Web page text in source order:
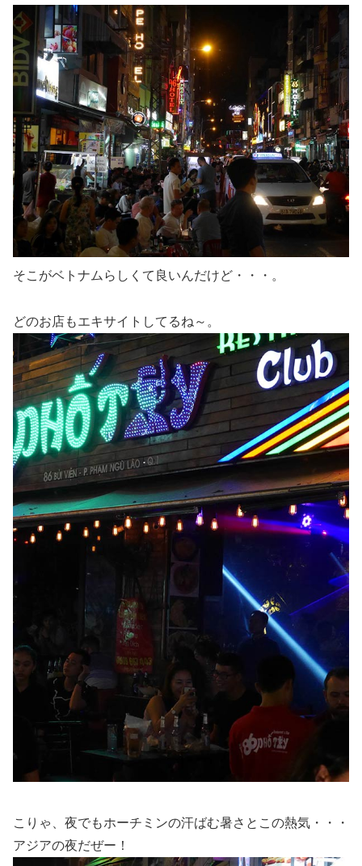
そこがベトナムらしくて良いんだけど・・・。
どのお店もエキサイトしてるね～。
こりゃ、夜でもホーチミンの汗ばむ暑さとこの熱気・・・
アジアの夜だぜー！